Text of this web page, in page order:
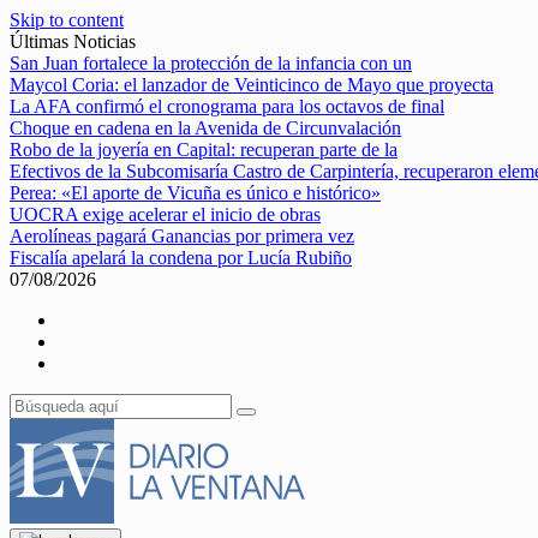
Skip to content
Últimas Noticias
San Juan fortalece la protección de la infancia con un
Maycol Coria: el lanzador de Veinticinco de Mayo que proyecta
La AFA confirmó el cronograma para los octavos de final
Choque en cadena en la Avenida de Circunvalación
Robo de la joyería en Capital: recuperan parte de la
Efectivos de la Subcomisaría Castro de Carpintería, recuperaron
Perea: «El aporte de Vicuña es único e histórico»
UOCRA exige acelerar el inicio de obras
Aerolíneas pagará Ganancias por primera vez
Fiscalía apelará la condena por Lucía Rubiño
07/08/2026